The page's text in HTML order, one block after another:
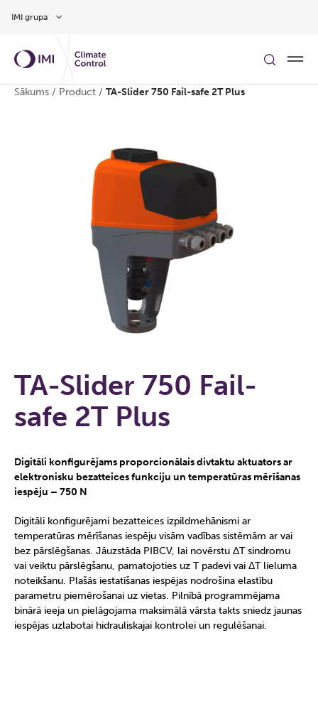
IMI grupa
Sākums / Product / TA-Slider 750 Fail-safe 2T Plus
TA-Slider 750 Fail-
safe 2T Plus
Digitāli konfigurējams proporcionālais divtaktu aktuators ar
elektronisku bezatteices funkciju un temperatūras mērīšanas
iespēju – 750 N
Digitāli konfigurējami bezatteices izpildmehānismi ar
temperatūras mērīšanas iespēju visām vadības sistēmām ar vai
bez pārslēgšanas. Jāuzstāda PIBCV, lai novērstu ΔT sindromu
vai veiktu pārslēgšanu, pamatojoties uz T padevi vai ΔT lieluma
noteikšanu. Plašās iestatīšanas iespējas nodrošina elastību
parametru piemērošanai uz vietas. Pilnībā programmējama
binārā ieeja un pielāgojama maksimālā vārsta takts sniedz jaunas
iespējas uzlabotai hidrauliskajai kontrolei un regulēšanai.